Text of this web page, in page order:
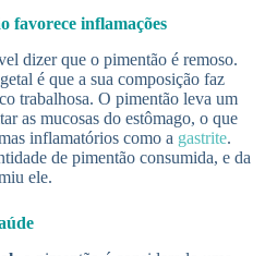
favorece inflamações
dizer que o pimentão é remoso.
é que a sua composição faz
trabalhosa. O pimentão leva um
as mucosas do estômago, o que
inflamatórios como a gastrite.
de pimentão consumida, e da
ele.